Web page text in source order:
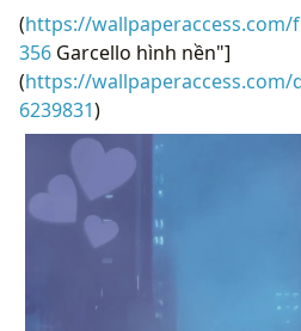
(https://wallpaperaccess.com/
356 Garcello hình nền"]
(https://
6239831)